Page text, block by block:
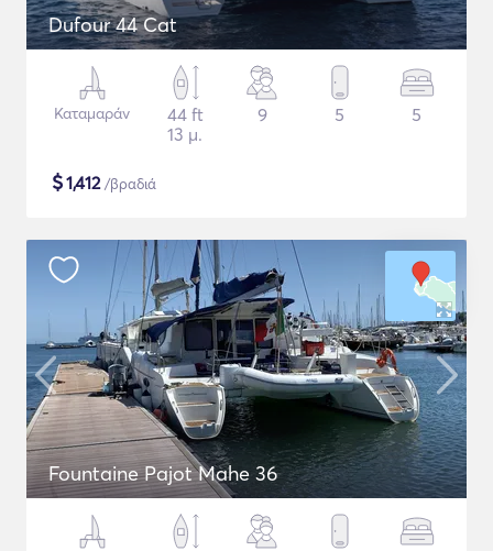
Dufour 44 Cat
Καταμαράν
44 ft
13 μ.
9 5 5
$1,412/βραδιά
Fountaine Pajot Mahe 36